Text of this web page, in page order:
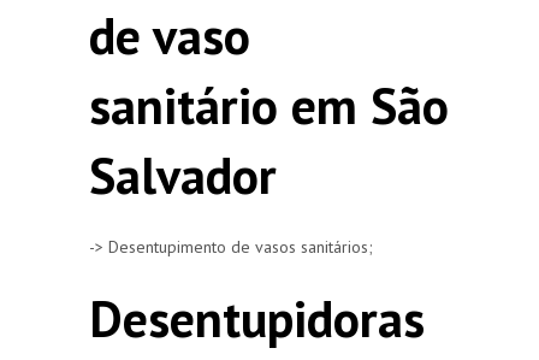
de vaso
sanitário em São
Salvador
-> Desentupimento de vasos sanitários;
Desentupidoras